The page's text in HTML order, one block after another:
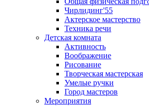
Чирлидинг'55
Актерское мастерство
Техника речи
Детская комната
Активность
Воображение
Рисование
Творческая мастерская
Умелые ручки
Город мастеров
Мероприятия